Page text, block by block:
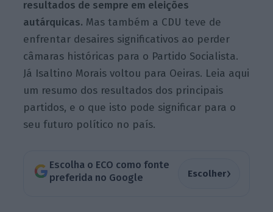
resultados de sempre em eleições
autárquicas. Mas também a CDU teve de
enfrentar desaires significativos ao perder
câmaras históricas para o Partido Socialista.
Já Isaltino Morais voltou para Oeiras. Leia aqui
um resumo dos resultados dos principais
partidos, e o que isto pode significar para o
seu futuro político no país.
Escolha o ECO como fonte
preferida no Google
Escolher›